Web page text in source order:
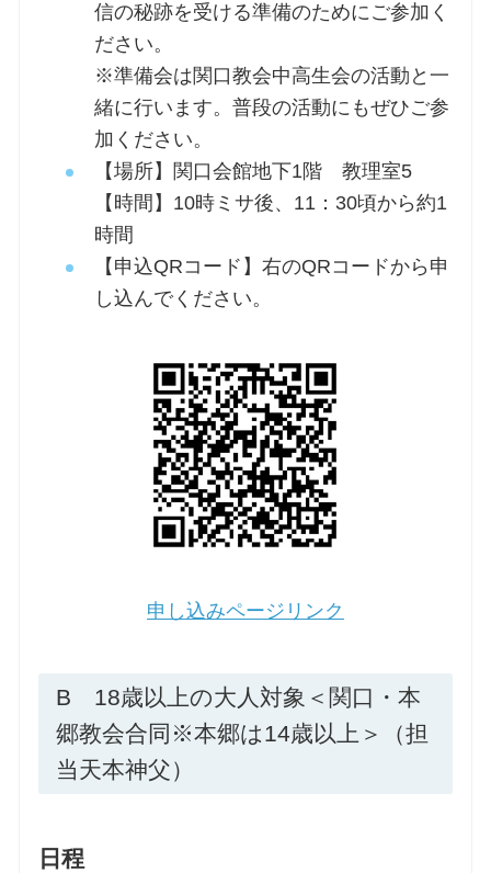
信の秘跡を受ける準備のためにご参加く
ださい。
※準備会は関口教会中高生会の活動と一
緒に行います。普段の活動にもぜひご参
加ください。
【場所】関口会館地下1階 教理室5
【時間】10時ミサ後、11：30頃から約1
時間
【申込QRコード】右のQRコードから申
し込んでください。
申し込みページリンク
B 18歳以上の大人対象＜関口・本
郷教会合同※本郷は14歳以上＞（担
当天本神父）
日程